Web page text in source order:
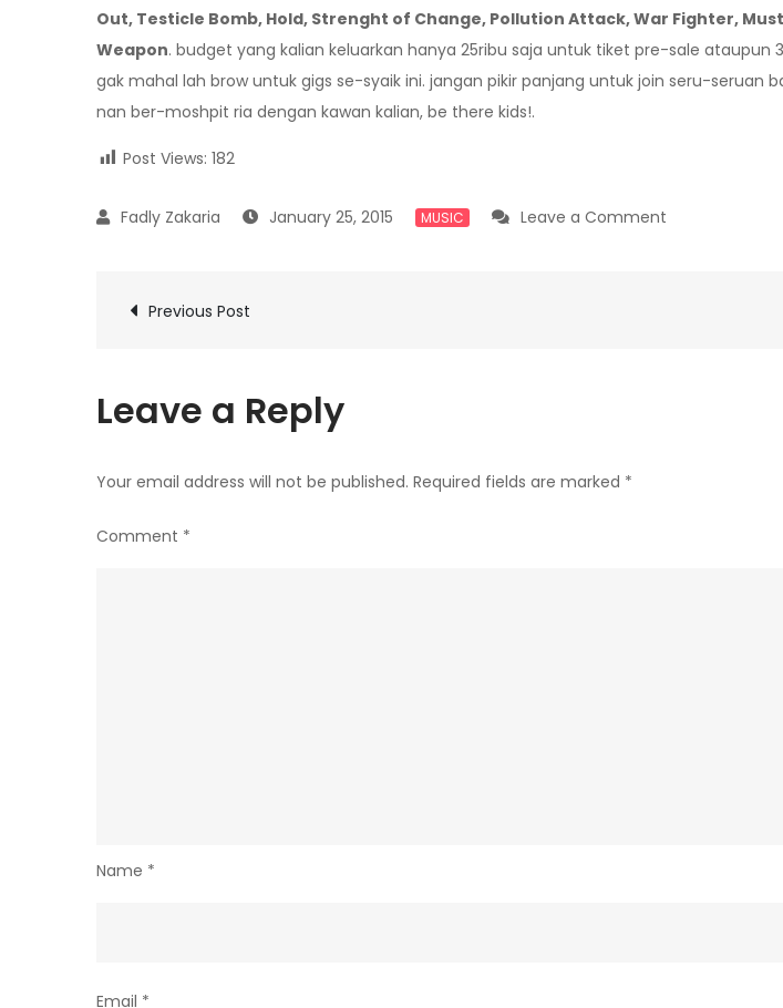
Out, Testicle Bomb, Hold, Strenght of Change, Pollution Attack, War Fighter,
Weapon. budget yang kalian keluarkan hanya 25ribu saja untuk tiket pre-sale ataupun
gak mahal lah brow untuk gigs se-syaik ini. jangan pikir panjang untuk join seru-seruan
nan ber-moshpit ria dengan kawan kalian, be there kids!.
Post Views: 182
January 25, 2015 MUSIC Leave a Comment
Post
navigation
Previous Post
Leave a Reply
Your email address will not be published. Required fields are marked *
Comment *
Name *
Email *